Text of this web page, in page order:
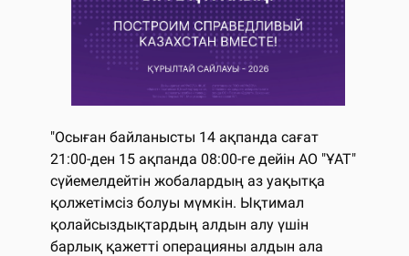
"Осыған байланысты 14 ақпанда сағат
21:00-ден 15 ақпанда 08:00-ге дейін АО "ҰАТ"
сүйемелдейтін жобалардың аз уақытқа
қолжетімсіз болуы мүмкін. Ықтимал
қолайсыздықтардың алдын алу үшін
барлық қажетті операцияны алдын ала